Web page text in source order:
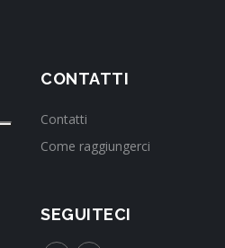
CONTATTI
Contatti
Come raggiungerci
SEGUITECI